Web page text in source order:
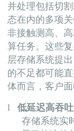
并处理包括切
态在内的多项
非接触测高、
算任务。这些
层存储系统提
的不足都可能
体而言，客户
l 低延迟高吞吐
存储系统实